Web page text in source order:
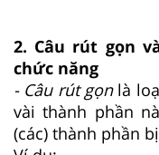
2. Câu rút gọn
chức năng
- Câu rút gọnlà
vài thành phần
(các) thành phần